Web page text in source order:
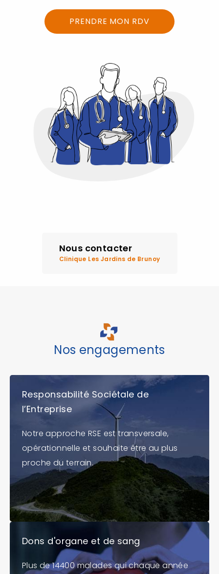
PRENDRE MON RDV
Nous contacter
Clinique Les Jardins de Brunoy
Nos engagements
Responsabilité Sociétale de
l’Entreprise
Notre approche RSE est transversale,
opérationnelle et souhaite être au plus
proche du terrain.
Dons d'organe et de sang
Plus de 14400 malades qui chaque année